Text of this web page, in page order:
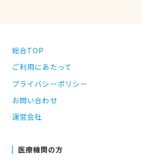
総合TOP
ご利用にあたって
プライバシーポリシー
お問い合わせ
運営会社
医療機関の方